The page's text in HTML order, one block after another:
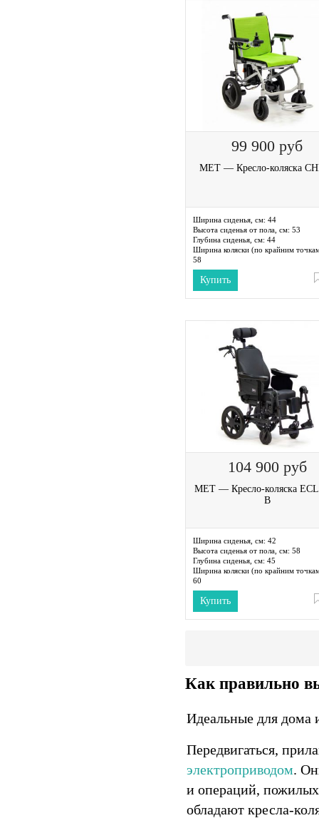
99 900 руб
MET — Кресло-коляска
Ширина сиденья, см: 44
Высота сиденья от пола, см: 53
Глубина сиденья, см: 44
Ширина коляски (по крайним
58
Длина коляски (по крайним
91
Высота коляски (по крайним
88
Купить
104 900 руб
MET — Кресло-коляска
B
Ширина сиденья, см: 42
Высота сиденья от пола, см: 58
Глубина сиденья, см: 45
Ширина коляски (по крайним
60
Длина коляски (по крайним
107
Высота коляски (по крайним
116
Купить
Как правильно
Идеальные для дома
Передвигаться,
электроприводом.
и операций,
обладают кресла-